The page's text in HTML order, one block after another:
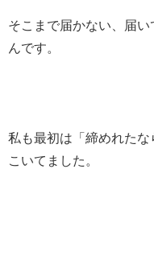
そこまで届かない、届
んです。
私も最初は「締めれた
こいてました。